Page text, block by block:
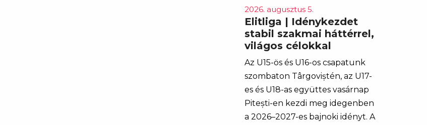
2026. augusztus 5.
Elitliga | Idénykezdet
stabil szakmai háttérrel,
világos célokkal
Az U15-ös és U16-os csapatunk
szombaton Târgoviștén, az U17-
es és U18-as együttes vasárnap
Pitești-en kezdi meg idegenben
a 2026–2027-es bajnoki idényt. A